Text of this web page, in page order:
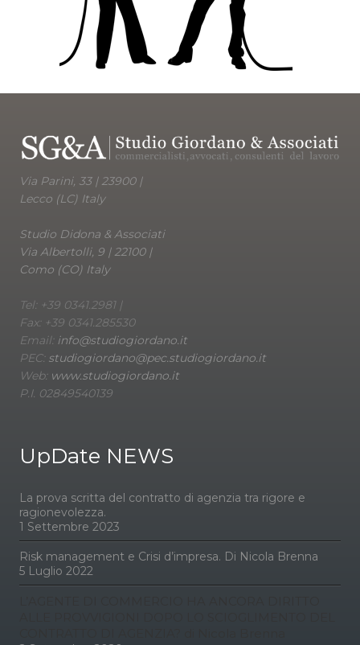
Via Parini, 33 | 23900 |
Lecco (LC) Italy
Studio Didona & Associati
Via Albertolli, 9 | 22100 |
Como (CO) Italy
Tel: +39 0341.2981 |
Fax: +39 0341.285530
Email: info@studiogiordano.it
PEC: studiogiordano@pec.studiogiordano.it
Web: www.studiogiordano.it
P.I. 02849540139
UpDate NEWS
La prova scritta del contratto di agenzia tra rigore e
ragionevolezza.
1 Settembre 2023
Risk management e Crisi d’impresa. Di Nicola Brenna
5 Luglio 2022